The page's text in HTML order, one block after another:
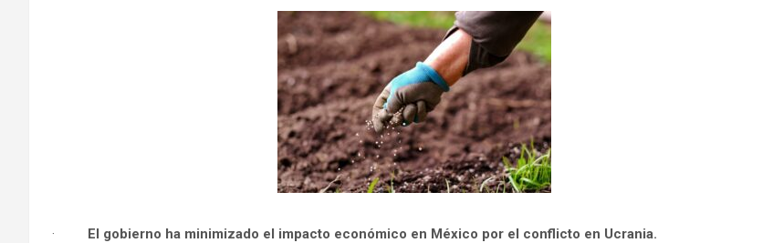
· El gobierno ha minimizado el impacto económico en México por el conflicto en Ucrania.